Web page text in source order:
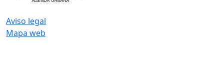
Aviso legal
Mapa web